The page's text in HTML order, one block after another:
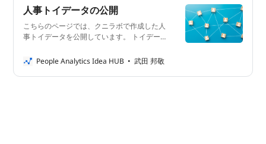
人事トイデータの公開
こちらのページでは、クニラボで作成した人
事トイデータを公開しています。 トイデー
に使えるリアルでないデータのことをいいま
す。データ分析や機械学習のライブラリに附
属する場合もあり、手元にデータがなくても
People Analytics Idea HUB 武田 邦敬